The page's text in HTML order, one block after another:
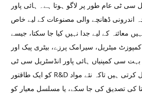
سی ٹی عام طور پر لاگو ہوتا ہے۔ ہائی پاور
اندرونی ڈھانچے والی مصنوعات کے لیے خاص
معائنہ کے لیے جدا نہیں کیا جا سکتا، جیسے
میٹریل، سیرامک ​​پرزے، بیٹری پیک اور
بہت سی کمپنیاں ہائی پاور انڈسٹریل سی ٹی
کو ایک طاقتور R&D ٹول کے طور پر استعمال کرتی ہیں تاکہ نئے مواد
کی تصدیق کی جا سکے، یا مسلسل معیار کو